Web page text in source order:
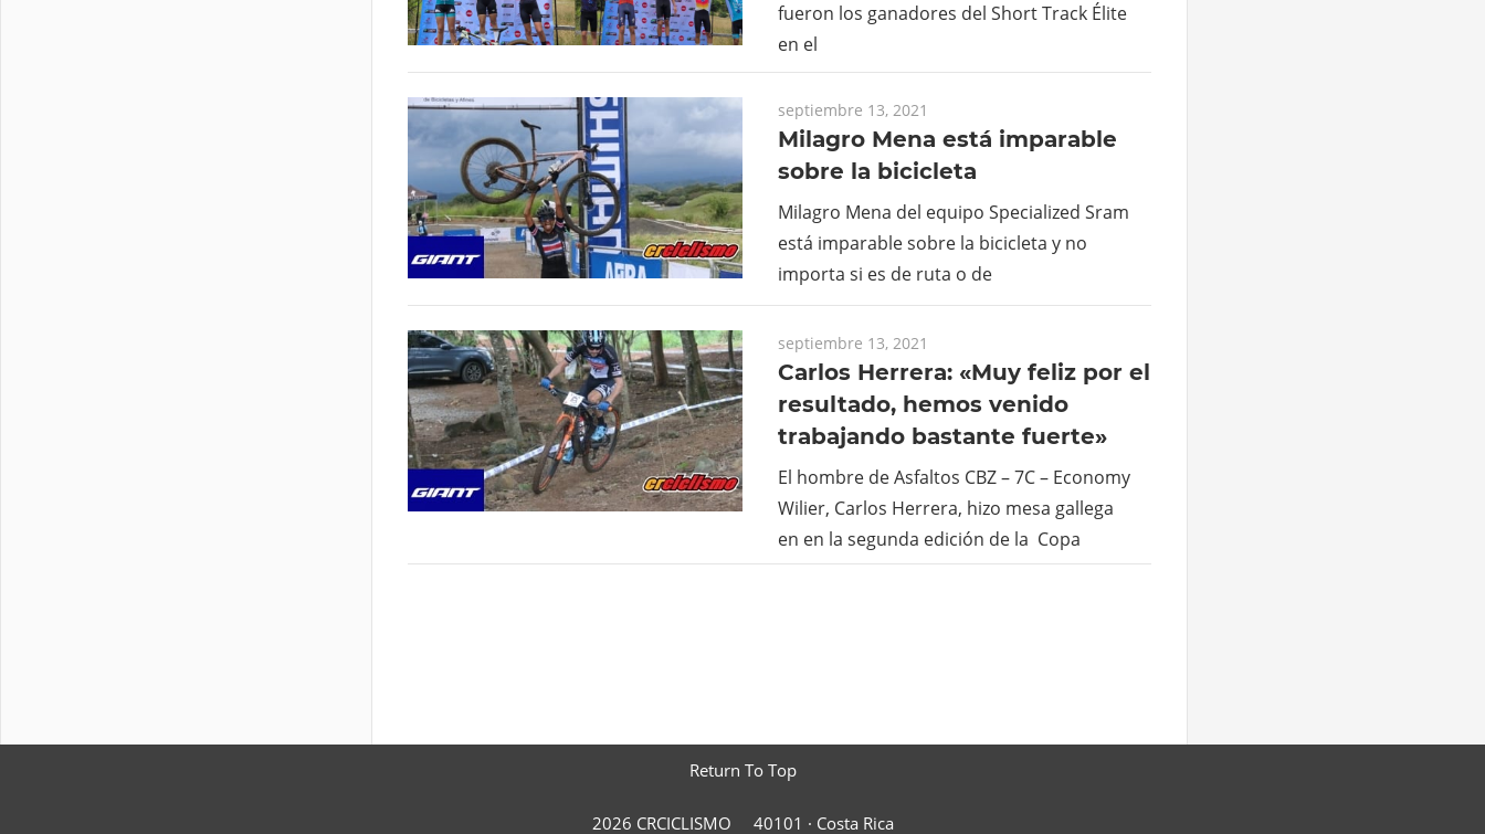
fueron los ganadores del Short Track Élite
en el
septiembre 13, 2021
Milagro Mena está imparable
sobre la bicicleta
Milagro Mena del equipo Specialized Sram
está imparable sobre la bicicleta y no
importa si es de ruta o de
septiembre 13, 2021
Carlos Herrera: «Muy feliz por el
resultado, hemos venido
trabajando bastante fuerte»
El hombre de Asfaltos CBZ – 7C – Economy
Wilier, Carlos Herrera, hizo mesa gallega
en en la segunda edición de la Copa
Return To Top
2026 CRCICLISMO 40101 · Costa Rica